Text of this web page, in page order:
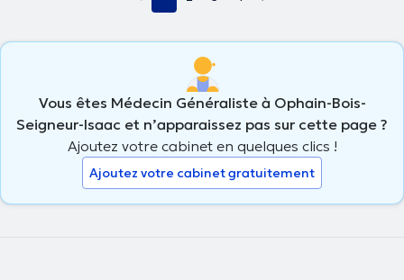
Vous êtes Médecin Généraliste à Ophain-Bois-
Seigneur-Isaac et n’apparaissez pas sur cette page ?
Ajoutez votre cabinet en quelques clics !
Ajoutez votre cabinet gratuitement